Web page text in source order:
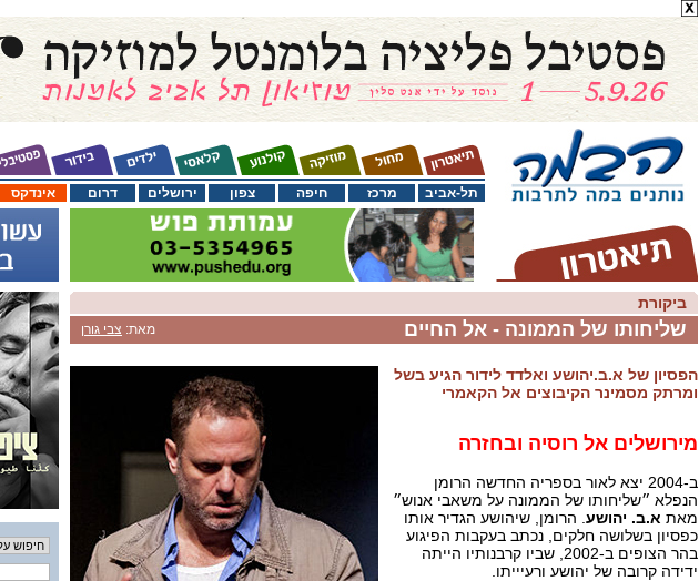
אינדקס דרום ירושלים צפון חיפה מרכז תל-אביב
ביקורת
מאת: צבי גורן שליחותו של הממונה - אל החיים
הפסיון של א.ב.יהושע ואלדד לידור הגיע בשל
ומרתק מסמינר הקיבוצים אל הקאמרי
מירושלים אל רוסיה ובחזרה
ב-2004 יצא לאור בספריה החדשה הרומן
הנפלא ״שליחותו של הממונה על משאבי אנוש״
מאת א.ב. יהושע . הרומן, שיהושע הגדיר אותו
כפסיון בשלושה חלקים, נכתב בעקבות הפיגוע
בהר הצופים ב-2002, שביו קרבנותיו הייתה
ידידה קרובה של יהושע ורעיייתו.